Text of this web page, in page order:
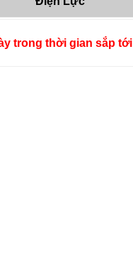
trong thời gian sắp tới